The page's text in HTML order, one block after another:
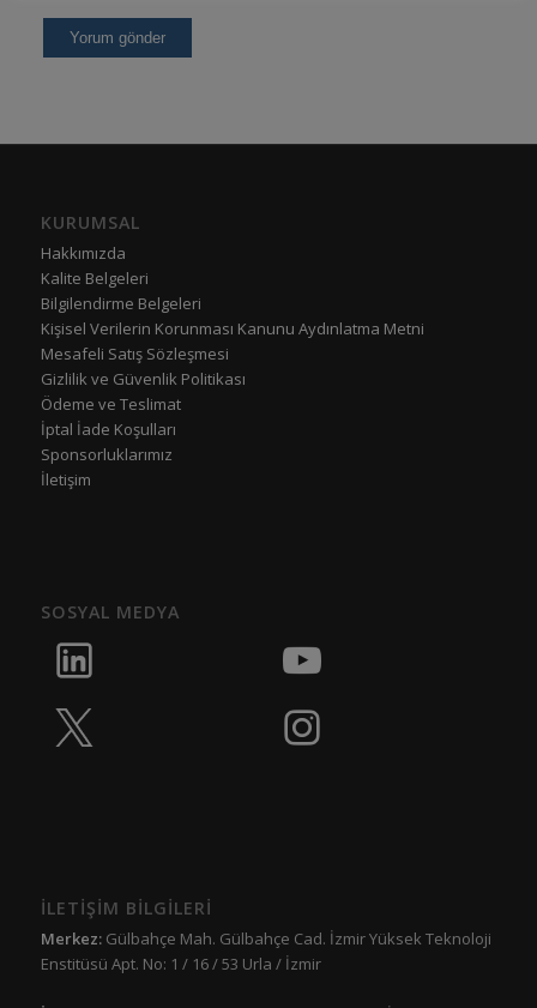
KURUMSAL
Hakkımızda
Kalite Belgeleri
Bilgilendirme Belgeleri
Kişisel Verilerin Korunması Kanunu Aydınlatma Metni
Mesafeli Satış Sözleşmesi
Gizlilik ve Güvenlik Politikası
Ödeme ve Teslimat
İptal İade Koşulları
Sponsorluklarımız
İletişim
SOSYAL MEDYA
İLETİŞİM BİLGİLERİ
Merkez:Gülbahçe Mah. Gülbahçe Cad. İzmir Yüksek Teknoloji
Enstitüsü Apt. No: 1 / 16 / 53 Urla / İzmir